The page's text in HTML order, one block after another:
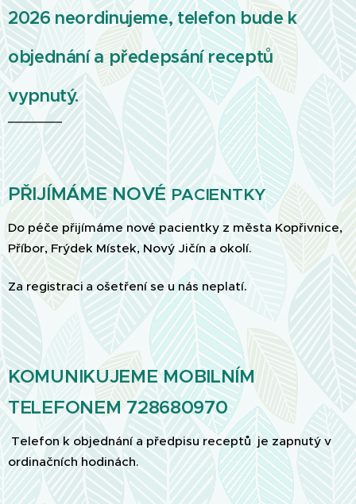
2026 neordinujeme, telefon bude k
objednání a předepsání receptů
vypnutý.
PŘIJÍMÁME NOVÉPACIENTKY
Do péče přijímáme nové pacientky z města Kopřivnice,
Příbor, Frýdek Místek, Nový Jičín a okolí.
Za registraci a ošetření se u nás neplatí.
KOMUNIKUJEME MOBILNÍM
TELEFONEM 728680970
Telefon k objednání a předpisu receptů je zapnutý v
ordinačních hodinách.